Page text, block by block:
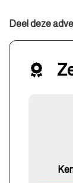
Deel deze